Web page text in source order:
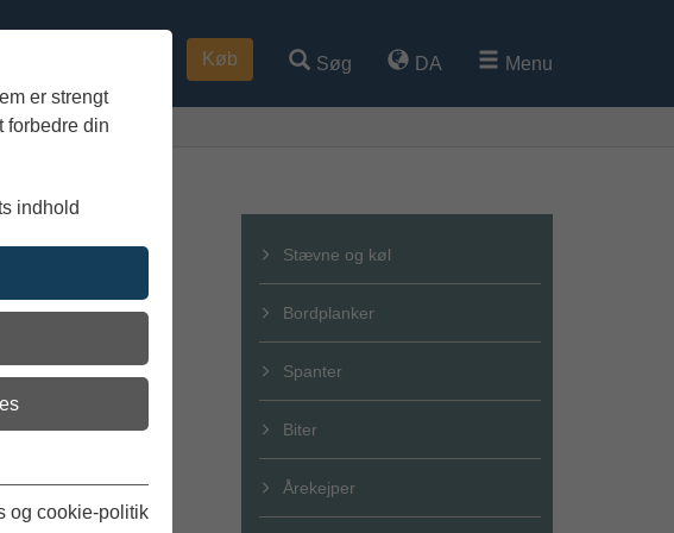
er strengt
forbedre din
indhold
og cookie-politik
Køb Søg DA Menu
Stævne og køl
Bordplanker
Spanter
Biter
Årekejper